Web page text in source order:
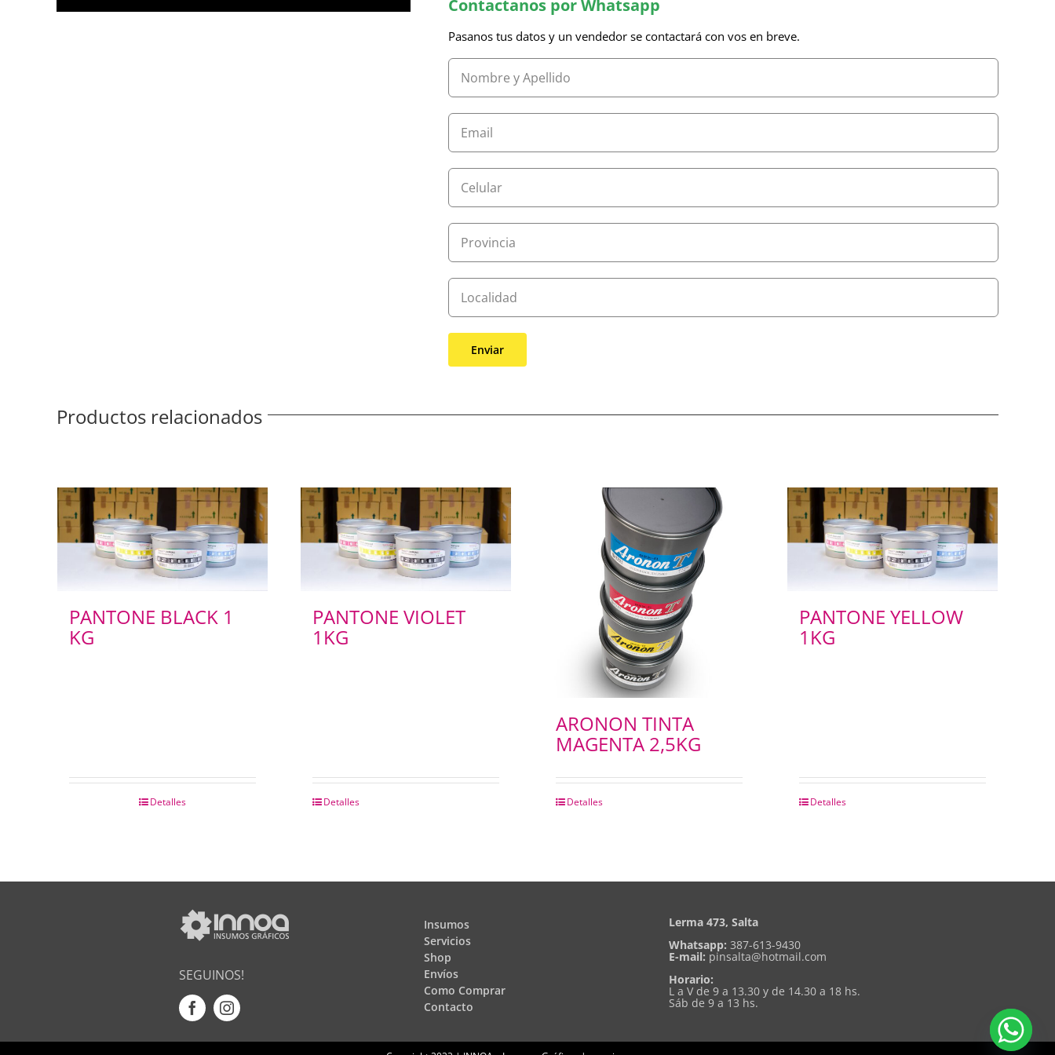
Contactanos por Whatsapp
Pasanos tus datos y un vendedor se contactará con vos en breve.
Productos relacionados
PANTONE BLACK 1
KG
Detalles
PANTONE VIOLET
1KG
Detalles
ARONON TINTA
MAGENTA 2,5KG
Detalles
PANTONE YELLOW
1KG
Detalles
SEGUINOS!
Insumos
Servicios
Shop
Envíos
Como Comprar
Contacto
Lerma 473, Salta
Whatsapp: 387-613-9430
E-mail: pinsalta@hotmail.com
Horario:
L a V de 9 a 13.30 y de 14.30 a 18 hs.
Sáb de 9 a 13 hs.